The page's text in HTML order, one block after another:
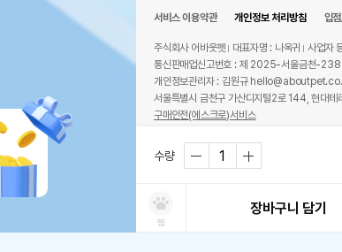
수량
찜
장바구니 담기
서비스 이용약관 개인정보 처리방침 입
주식회사 어바웃펫 대표자명 : 나옥귀 사업자
통신판매업신고번호 : 제 2025-서울금천-
개인정보관리자 : 김원규
서울특별시 금천구 가산디지털2로 144, 현대
구매안전(에스크로)서비스